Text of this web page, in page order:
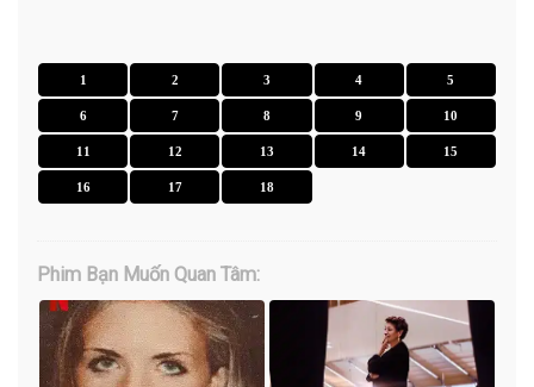
1 2 3 4 5
6 7 8 9 10
11 12 13 14 15
16 17 18
Phim Bạn Muốn Quan Tâm: